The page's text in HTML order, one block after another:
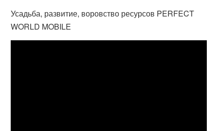
Усадьба, развитие, воровство ресурсов PERFECT
WORLD MOBILE